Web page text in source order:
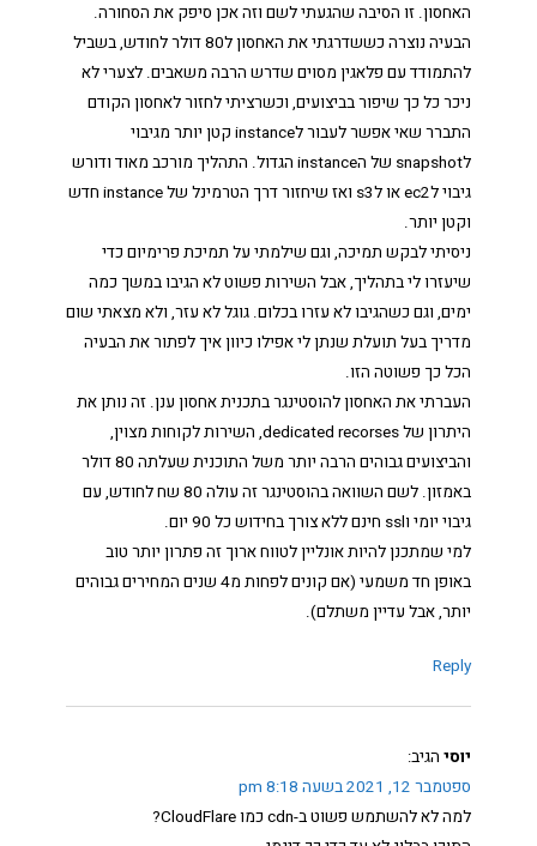
האחסון. זו הסיבה שהגעתי לשם וזה אכן סיפק את הסחורה.
הבעיה נוצרה כששדרגתי את האחסון ל80 דולר לחודש, בשביל
להתמודד עם פלאגין מסוים שדרש הרבה משאבים. לצערי לא
ניכר כל כך שיפור בביצועים, וכשרציתי לחזור לאחסון הקודם
התברר שאי אפשר לעבור לinstance קטן יותר מגיבוי
לsnapshot של הinstance הגדול. התהליך מורכב מאוד ודורש
גיבוי לec2 או לs3 ואז שיחזור דרך הטרמינל של instance חדש
וקטן יותר.
ניסיתי לבקש תמיכה, וגם שילמתי על תמיכת פרימיום כדי
שיעזרו לי בתהליך, אבל השירות פשוט לא הגיבו במשך כמה
ימים, וגם כשהגיבו לא עזרו בכלום. גוגל לא עזר, ולא מצאתי שום
מדריך בעל תועלת שנתן לי אפילו כיוון איך לפתור את הבעיה
הכל כך פשוטה הזו.
העברתי את האחסון להוסטינגר בתכנית אחסון ענן. זה נותן את
היתרון של dedicated recorses, השירות לקוחות מצוין,
והביצועים גבוהים הרבה יותר משל התוכנית שעלתה 80 דולר
באמזון. לשם השוואה בהוסטינגר זה עולה 80 שח לחודש, עם
גיבוי יומי וssl חינם ללא צורך בחידוש כל 90 יום.
למי שמתכנן להיות אונליין לטווח ארוך זה פתרון יותר טוב
באופן חד משמעי (אם קונים לפחות מ4 שנים המחירים גבוהים
יותר, אבל עדיין משתלם).
Reply
יוסי הגיב:
ספטמבר 12, 2021 בשעה 8:18 pm
למה לא להשתמש פשוט ב-cdn כמו CloudFlare?